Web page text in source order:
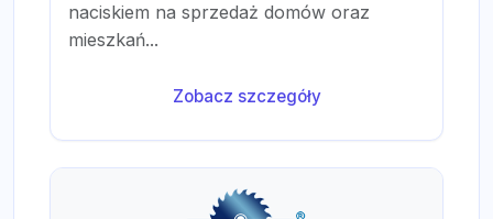
naciskiem na sprzedaż domów oraz
mieszkań...
Zobacz szczegóły